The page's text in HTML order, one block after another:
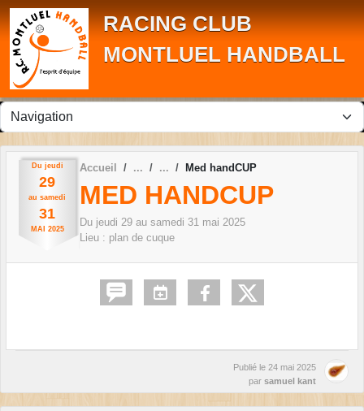
RACING CLUB
MONTLUEL HANDBALL
Du jeudi
29
au samedi
31
MAI 2025
Accueil Med handCUP
MED HANDCUP
Du jeudi 29 au samedi 31 mai 2025
Lieu : plan de cuque
Publié le 24 mai 2025
par samuel kant
Panneau de gestion des cookies